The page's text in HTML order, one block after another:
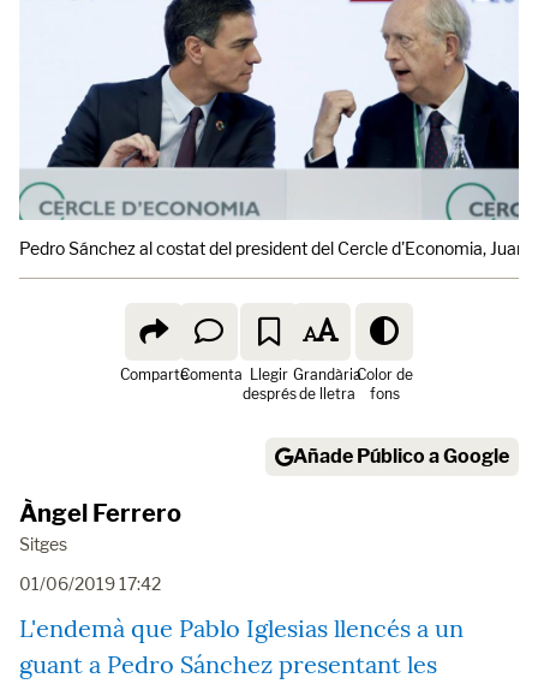
Pedro Sánchez al costat del president del Cercle d'Economia, Juan
ComparteComenta Llegir
després
Grandària
de lletra
Color de
fons
Añade Público a Google
Àngel Ferrero
Sitges
01/06/2019 17:42
L'endemà que Pablo Iglesias llencés a un
guant a Pedro Sánchez presentant les